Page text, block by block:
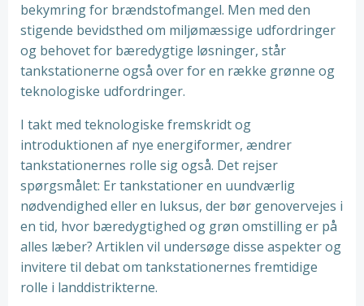
bekymring for brændstofmangel. Men med den
stigende bevidsthed om miljømæssige udfordringer
og behovet for bæredygtige løsninger, står
tankstationerne også over for en række grønne og
teknologiske udfordringer.
I takt med teknologiske fremskridt og
introduktionen af nye energiformer, ændrer
tankstationernes rolle sig også. Det rejser
spørgsmålet: Er tankstationer en uundværlig
nødvendighed eller en luksus, der bør genovervejes i
en tid, hvor bæredygtighed og grøn omstilling er på
alles læber? Artiklen vil undersøge disse aspekter og
invitere til debat om tankstationernes fremtidige
rolle i landdistrikterne.